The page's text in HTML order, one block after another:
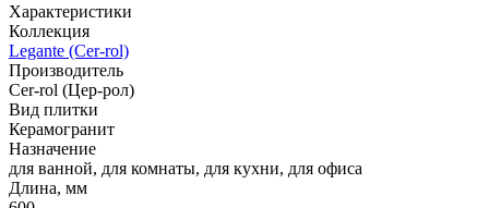
Характеристики
Коллекция
Legante (Cer-rol)
Производитель
Cer-rol (Цер-рол)
Вид плитки
Керамогранит
Назначение
для ванной, для комнаты, для кухни, для офиса
Длина, мм